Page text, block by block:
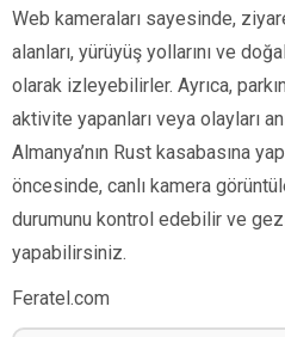
Web kameraları sayesinde,
alanları, yürüyüş yollarını ve
olarak izleyebilirler. Ayrıca,
aktivite yapanları veya olayları
Almanya’nın Rust kasabasına
öncesinde, canlı kamera
durumunu kontrol edebilir ve
yapabilirsiniz.
Feratel.com